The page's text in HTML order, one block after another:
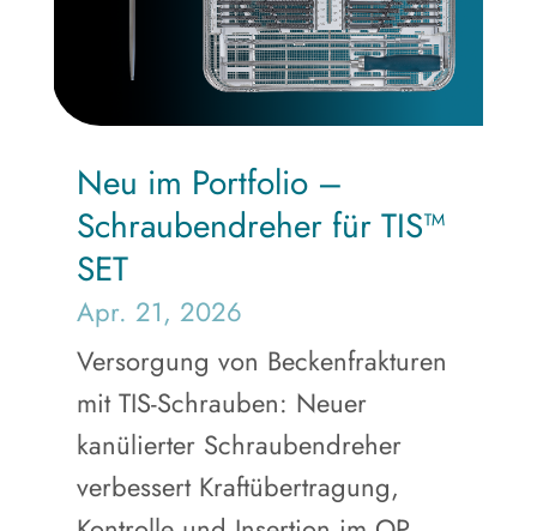
Neu im Portfolio –
Schraubendreher für TIS™
SET
Apr. 21, 2026
Versorgung von Beckenfrakturen
mit TIS-Schrauben: Neuer
kanülierter Schraubendreher
verbessert Kraftübertragung,